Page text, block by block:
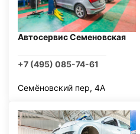
Автосервис Семеновская
+7 (495) 085-74-61
Семёновский пер, 4А